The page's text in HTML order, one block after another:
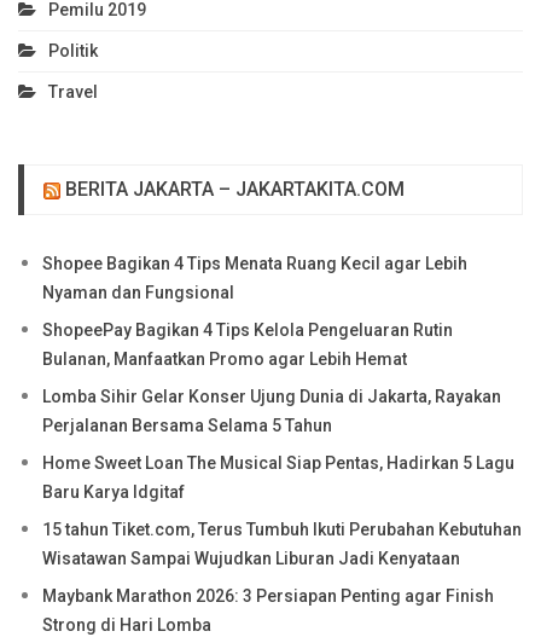
Pemilu 2019
Politik
Travel
BERITA JAKARTA – JAKARTAKITA.COM
Shopee Bagikan 4 Tips Menata Ruang Kecil agar Lebih
Nyaman dan Fungsional
ShopeePay Bagikan 4 Tips Kelola Pengeluaran Rutin
Bulanan, Manfaatkan Promo agar Lebih Hemat
Lomba Sihir Gelar Konser Ujung Dunia di Jakarta, Rayakan
Perjalanan Bersama Selama 5 Tahun
Home Sweet Loan The Musical Siap Pentas, Hadirkan 5 Lagu
Baru Karya Idgitaf
15 tahun Tiket.com, Terus Tumbuh Ikuti Perubahan Kebutuhan
Wisatawan Sampai Wujudkan Liburan Jadi Kenyataan
Maybank Marathon 2026: 3 Persiapan Penting agar Finish
Strong di Hari Lomba